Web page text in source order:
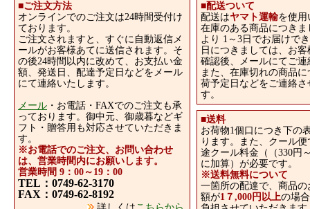
■ご注文方法
オンラインでのご注文は24時間受付け
ております。
ご注文されますと、すぐに自動返信メ
ールがお客様あてに送信されます。そ
の後24時間以内に改めて、お支払い金
額、発送日、配達予定日などをメール
にて連絡いたします。
メール ・お電話・FAXでのご注文も承
っております。御中元、御歳暮などギ
フト・贈答用も対応させていただきま
す。
※お電話でのご注文、お問い合わせ
は、営業時間内にお願いします。
営業時間 9：00～19：00
TEL：0749-62-3170
FAX：0749-62-8192
■配送ついて
配送はヤマト運輸を使用
在庫のある商品につき
より 1～3日でお届けで
日につきましては、お
確認後、メールにてご
また、在庫切れの商品
荷予定日などをご連絡
す。
■送料
お荷物1個口につき下の
ります。また、クール
途クール料金（（330円
に加算）が必要です。
※送料無料について
一箇所の配達で、商品
額が1７,000円以上の場